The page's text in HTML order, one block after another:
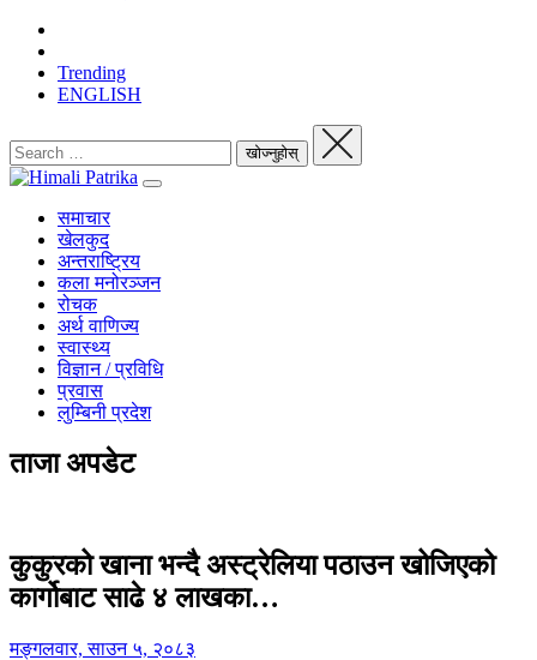
Trending
ENGLISH
समाचार
खेलकुद
अन्तराष्ट्रिय
कला मनोरञ्जन
रोचक
अर्थ वाणिज्य
स्वास्थ्य
विज्ञान / प्रविधि
प्रवास
लुम्बिनी प्रदेश
ताजा अपडेट
कुकुरको खाना भन्दै अस्ट्रेलिया पठाउन खोजिएको
कार्गोबाट साढे ४ लाखका…
मङ्गलवार, साउन ५, २०८३